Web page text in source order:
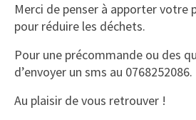
Merci de penser à apporter votre
pour réduire les déchets.
Pour une précommande ou des
d’envoyer un sms au 0768252086.
Au plaisir de vous retrouver !